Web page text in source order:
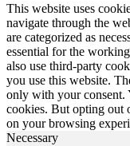
This website uses
navigate through the
are categorized as
essential for the
also use third-party
you use this website.
only with your consent.
cookies. But opting out
on your browsing
Necessary